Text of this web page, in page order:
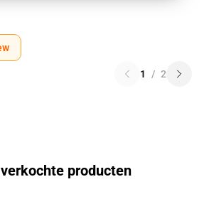
1 / 2
producten